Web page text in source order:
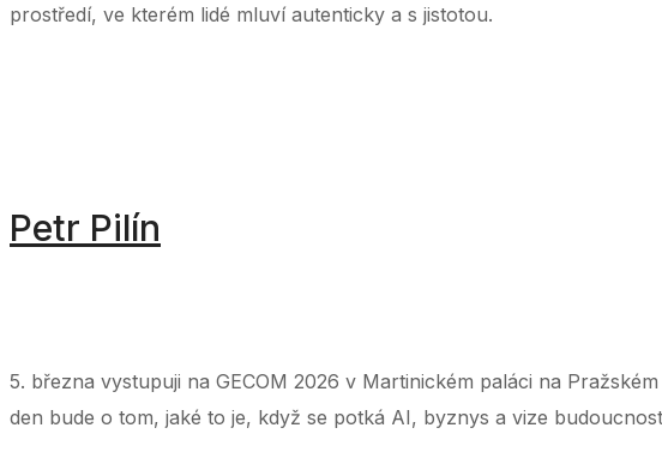
prostředí, ve kterém lidé mluví autenticky a s jistotou.
Petr Pilín
5. března vystupuji na GECOM 2026 v Martinickém paláci na
den bude o tom, jaké to je, když se potká AI, byznys a vize